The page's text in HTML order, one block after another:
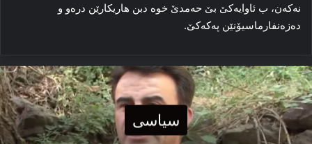
نەکەن، ب ئاوایەکێ بێ حەمدێ خوە دبن هاریکارێن دره‌و و
دەزەنفارماسیۆنێن پەکەکێ.
سیاسی